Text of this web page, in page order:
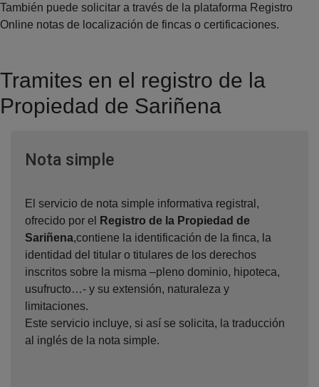
También puede solicitar a través de la plataforma Registro
Online notas de localización de fincas o certificaciones.
Tramites en el registro de la
Propiedad de Sariñena
Nota simpleVentana nueva
El servicio de nota simple informativa registral,
ofrecido por el
Registro de la Propiedad de
Sariñena,contiene la identificación de la finca, la
identidad del titular o titulares de los derechos
inscritos sobre la misma –pleno dominio, hipoteca,
usufructo…- y su extensión, naturaleza y
limitaciones.
Este servicio incluye, si así se solicita, la traducción
al inglés de la nota simple.